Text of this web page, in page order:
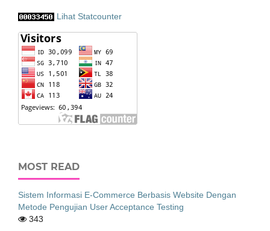
Lihat Statcounter
MOST READ
Sistem Informasi E-Commerce Berbasis Website Dengan
Metode Pengujian User Acceptance Testing
343